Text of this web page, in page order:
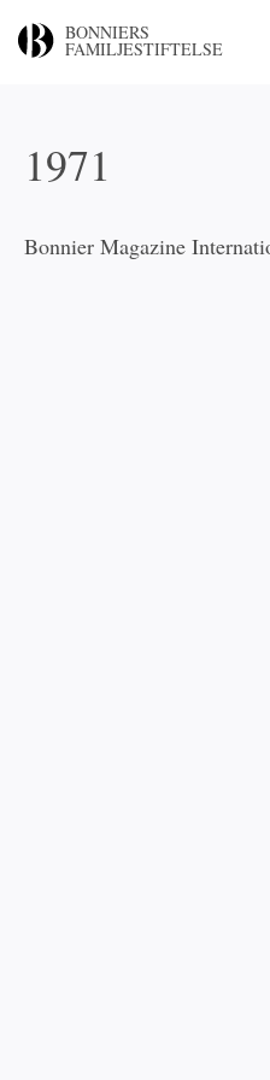
BONNIERS
FAMILJESTIFTELSE
1971
Bonnier Magazine